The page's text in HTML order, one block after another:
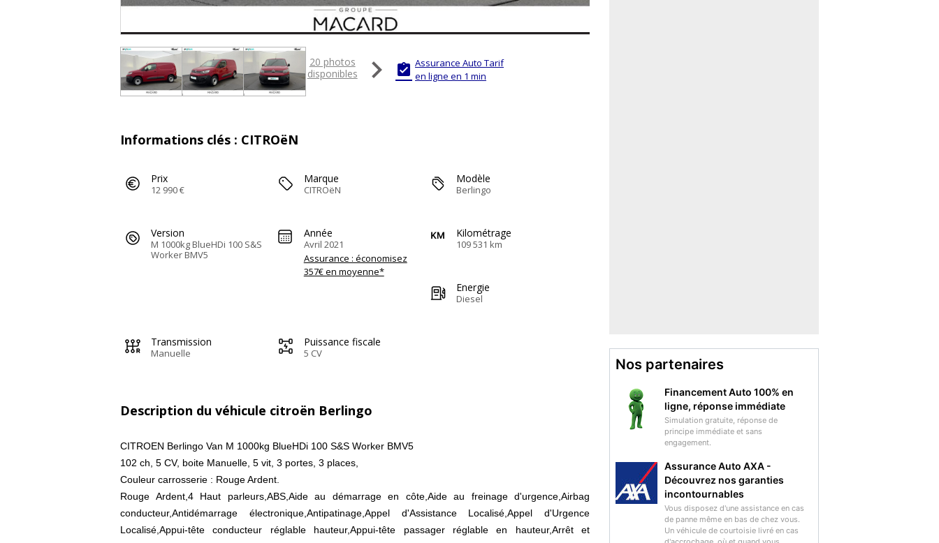
20 photos
disponibles
  Assurance Auto Tarif
en ligne en 1 min
Informations clés : CITROëN
Prix
12 990 €
Marque
CITROëN
Modèle
Berlingo
Version
M 1000kg BlueHDi 100 S&S
Worker BMV5
Année
Avril 2021
Assurance : économisez
357€ en moyenne*
Kilométrage
109 531 km
Energie
Diesel
Transmission
Manuelle
Puissance fiscale
5 CV
Description du véhicule citroën Berlingo
CITROEN Berlingo Van M 1000kg BlueHDi 100 S&S Worker BMV5
102 ch, 5 CV, boite Manuelle, 5 vit, 3 portes, 3 places,
Couleur carrosserie : Rouge Ardent.
Rouge Ardent,4 Haut parleurs,ABS,Aide au démarrage en côte,Aide au freinage d'urgence,Airbag
conducteur,Antidémarrage électronique,Antipatinage,Appel d'Assistance Localisé,Appel d'Urgence
Localisé,Appui-tête conducteur réglable hauteur,Appui-tête passager réglable en hauteur,Arrêt et
Nos partenaires
Financement Auto 100% en
ligne, réponse immédiate
Simulation gratuite, réponse de
principe immédiate et sans
engagement.
Assurance Auto AXA -
Découvrez nos garanties
incontournables
Vous disposez d'une assistance en cas
de panne même en bas de chez vous.
Un véhicule de courtoisie livré en cas